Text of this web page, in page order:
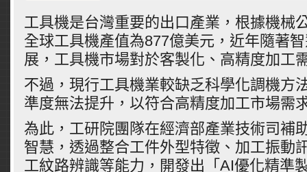
工具機是台灣重要的出口產業，根據機械
全球工具機產值為877億美元，近年隨著
展，工具機市場對於客製化、高精度加工
不過，現行工具機業較缺乏科學化調機方
準度無法提升，以符合高精度加工市場需
為此，工研院團隊在經濟部產業技術司補
智慧，透過整合工件外型特徵、加工振動
工紋路辨識等能力，開發出「AI優化精準